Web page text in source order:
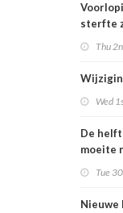
sterfte
Thu
Wed
De
moeite
Tue